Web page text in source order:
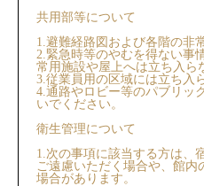
共用部等について
1.避難経路図および各階の非
2.緊急時等のやむを得ない事
常用施設や屋上へは立ち入ら
3.従業員用の区域には立ち入
4.通路やロビー等のパブリッ
いでください。
衛生管理について
1.次の事項に該当する方は、
ご遠慮いただく場合や、館内
場合があります。